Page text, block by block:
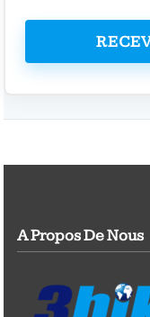
A Propos De Nous